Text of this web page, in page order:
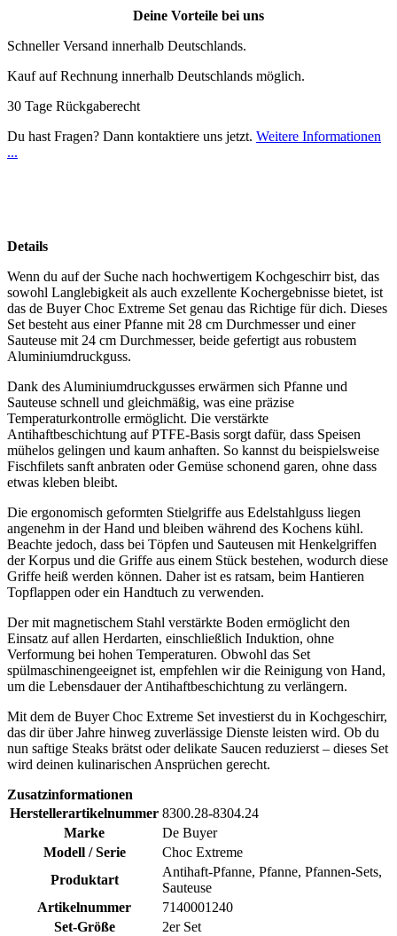
Deine Vorteile bei uns
Schneller Versand innerhalb Deutschlands.
Kauf auf Rechnung innerhalb Deutschlands möglich.
30 Tage Rückgaberecht
Du hast Fragen? Dann kontaktiere uns jetzt. Weitere Informationen
...
Details
Wenn du auf der Suche nach hochwertigem Kochgeschirr bist, das
sowohl Langlebigkeit als auch exzellente Kochergebnisse bietet, ist
das de Buyer Choc Extreme Set genau das Richtige für dich. Dieses
Set besteht aus einer Pfanne mit 28 cm Durchmesser und einer
Sauteuse mit 24 cm Durchmesser, beide gefertigt aus robustem
Aluminiumdruckguss.
Dank des Aluminiumdruckgusses erwärmen sich Pfanne und
Sauteuse schnell und gleichmäßig, was eine präzise
Temperaturkontrolle ermöglicht. Die verstärkte
Antihaftbeschichtung auf PTFE-Basis sorgt dafür, dass Speisen
mühelos gelingen und kaum anhaften. So kannst du beispielsweise
Fischfilets sanft anbraten oder Gemüse schonend garen, ohne dass
etwas kleben bleibt.
Die ergonomisch geformten Stielgriffe aus Edelstahlguss liegen
angenehm in der Hand und bleiben während des Kochens kühl.
Beachte jedoch, dass bei Töpfen und Sauteusen mit Henkelgriffen
der Korpus und die Griffe aus einem Stück bestehen, wodurch diese
Griffe heiß werden können. Daher ist es ratsam, beim Hantieren
Topflappen oder ein Handtuch zu verwenden.
Der mit magnetischem Stahl verstärkte Boden ermöglicht den
Einsatz auf allen Herdarten, einschließlich Induktion, ohne
Verformung bei hohen Temperaturen. Obwohl das Set
spülmaschinengeeignet ist, empfehlen wir die Reinigung von Hand,
um die Lebensdauer der Antihaftbeschichtung zu verlängern.
Mit dem de Buyer Choc Extreme Set investierst du in Kochgeschirr,
das dir über Jahre hinweg zuverlässige Dienste leisten wird. Ob du
nun saftige Steaks brätst oder delikate Saucen reduzierst – dieses Set
wird deinen kulinarischen Ansprüchen gerecht.
Zusatzinformationen
Herstellerartikelnummer 8300.28-8304.24
Marke
De Buyer
Modell / Serie
Choc Extreme
Produktart
Antihaft-Pfanne, Pfanne, Pfannen-Sets,
Sauteuse
Artikelnummer
7140001240
Set-Größe
2er Set